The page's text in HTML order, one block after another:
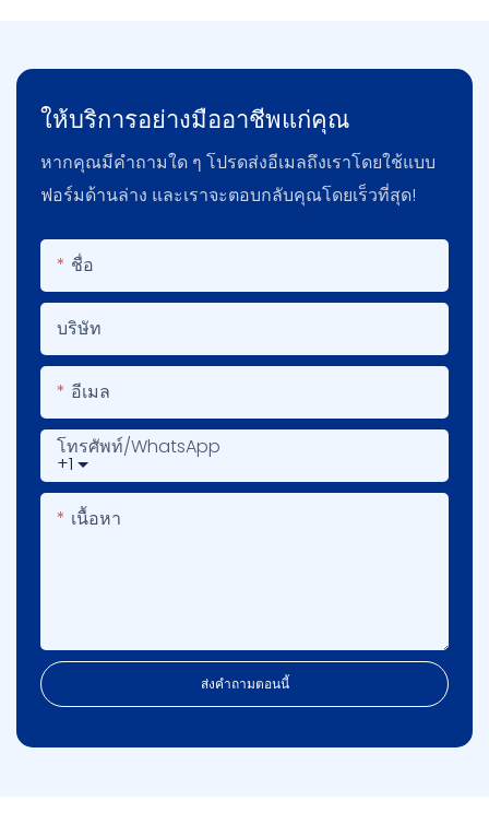
ให้บริการอย่างมืออาชีพแก่คุณ
หากคุณมีคำถามใด ๆ โปรดส่งอีเมลถึงเราโดยใช้แบบ
ฟอร์มด้านล่าง และเราจะตอบกลับคุณโดยเร็วที่สุด!
ชื่อ
บริษัท
อีเมล
+1
โทรศัพท์/WhatsApp
เนื้อหา
ส่งคำถามตอนนี้